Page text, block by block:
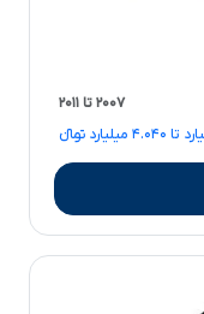
۲۰۰۷ تا ۲۰۱۱